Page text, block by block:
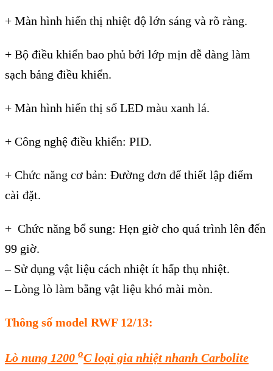
+ Màn hình hiển thị nhiệt độ lớn sáng và rõ ràng.
+ Bộ điều khiển bao phủ bởi lớp mịn dễ dàng làm
sạch bảng điều khiển.
+ Màn hình hiển thị số LED màu xanh lá.
+ Công nghệ điều khiển: PID.
+ Chức năng cơ bản: Đường đơn để thiết lập điểm
cài đặt.
+ Chức năng bổ sung: Hẹn giờ cho quá trình lên đến
99 giờ.
– Sử dụng vật liệu cách nhiệt ít hấp thụ nhiệt.
– Lòng lò làm bằng vật liệu khó mài mòn.
Thông số model RWF 12/13:
Lò nung 1200 oC loại gia nhiệt nhanh Carbolite